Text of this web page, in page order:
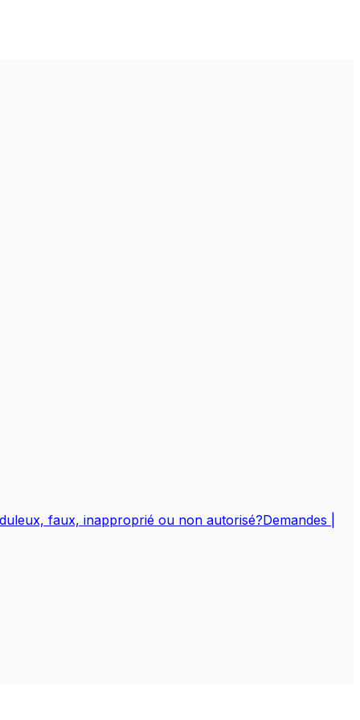
faux, inapproprié ou non autorisé?Demandes |